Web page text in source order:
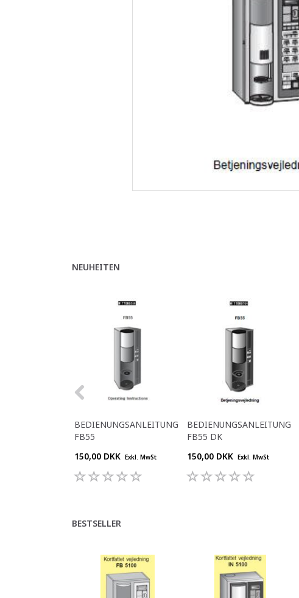
NEUHEITEN
BEDIENUNGSANLEITUNG
FB55
150,00 DKK Exkl. MwSt
BEDIENUNGSANLEITUNG
FB55 DK
150,00 DKK Exkl. MwSt
BESTSELLER